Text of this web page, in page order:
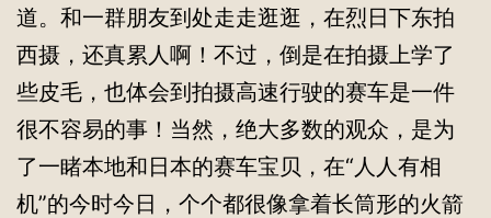
道。和一群朋友到处走走逛逛，在烈日下东拍
西摄，还真累人啊！不过，倒是在拍摄上学了
些皮毛，也体会到拍摄高速行驶的赛车是一件
很不容易的事！当然，绝大多数的观众，是为
了一睹本地和日本的赛车宝贝，在“人人有相
机”的今时今日，个个都很像拿着长筒形的火箭